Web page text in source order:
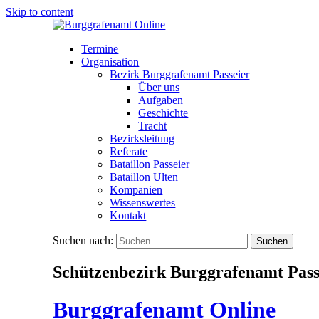
Skip to content
Termine
Organisation
Bezirk Burggrafenamt Passeier
Über uns
Aufgaben
Geschichte
Tracht
Bezirksleitung
Referate
Bataillon Passeier
Bataillon Ulten
Kompanien
Wissenswertes
Kontakt
Suchen nach:
Schützenbezirk Burggrafenamt
Burggrafenamt Online